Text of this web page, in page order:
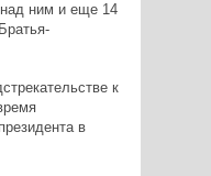
над ним и еще 14
к
в